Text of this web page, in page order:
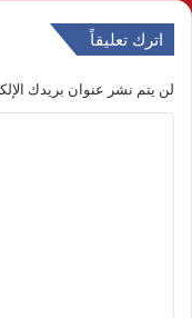
اترك تعليقاً
لن يتم نشر عنوان بريدك